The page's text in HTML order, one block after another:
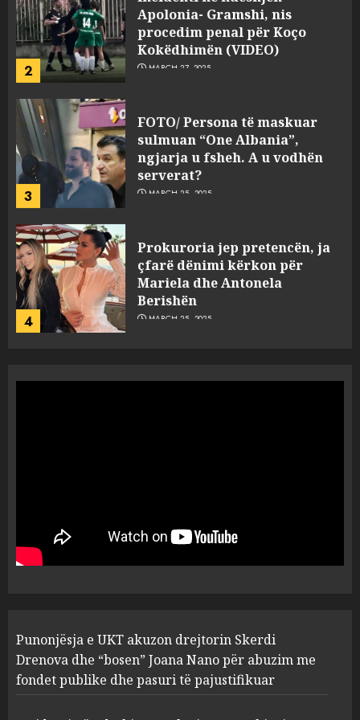
2
Apolonia- Gramshi, nis
procedim penal për Koço
Kokëdhimën (VIDEO)
MARCH 27, 2025
3
FOTO/ Persona të maskuar
sulmuan “One Albania”,
ngjarja u fsheh. A u vodhën
serverat?
MARCH 25, 2025
4
Prokuroria jep pretencën, ja
çfarë dënimi kërkon për
Mariela dhe Antonela
Berishën
MARCH 25, 2025
1
“bosen” Joana Nano për
abuzim me fondet publike dhe
pasuri të pajustifikuar
2
Apolonia- Gramshi, nis
procedim penal për Koço
Kokëdhimën (VIDEO)
MARCH 27, 2025
Punonjësja e UKT akuzon drejtorin Skerdi
Drenova dhe “bosen” Joana Nano për abuzim me
fondet publike dhe pasuri të pajustifikuar